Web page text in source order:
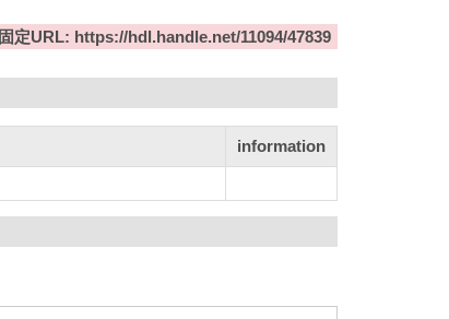
固定URL: https://hdl.handle.net/11094/47839
information